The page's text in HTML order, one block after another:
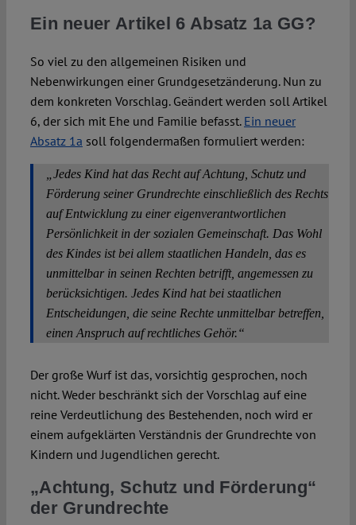
Ein neuer Artikel 6 Absatz 1a GG?
So viel zu den allgemeinen Risiken und
Nebenwirkungen einer Grundgesetzänderung. Nun zu
dem konkreten Vorschlag. Geändert werden soll Artikel
6, der sich mit Ehe und Familie befasst. Ein neuer
Absatz 1a soll folgendermaßen formuliert werden:
„Jedes Kind hat das Recht auf Achtung, Schutz und
Förderung seiner Grundrechte einschließlich des Rechts
auf Entwicklung zu einer eigenverantwortlichen
Persönlichkeit in der sozialen Gemeinschaft. Das Wohl
des Kindes ist bei allem staatlichen Handeln, das es
unmittelbar in seinen Rechten betrifft, angemessen zu
berücksichtigen. Jedes Kind hat bei staatlichen
Entscheidungen, die seine Rechte unmittelbar betreffen,
einen Anspruch auf rechtliches Gehör.“
Der große Wurf ist das, vorsichtig gesprochen, noch
nicht. Weder beschränkt sich der Vorschlag auf eine
reine Verdeutlichung des Bestehenden, noch wird er
einem aufgeklärten Verständnis der Grundrechte von
Kindern und Jugendlichen gerecht.
„Achtung, Schutz und Förderung“
der Grundrechte